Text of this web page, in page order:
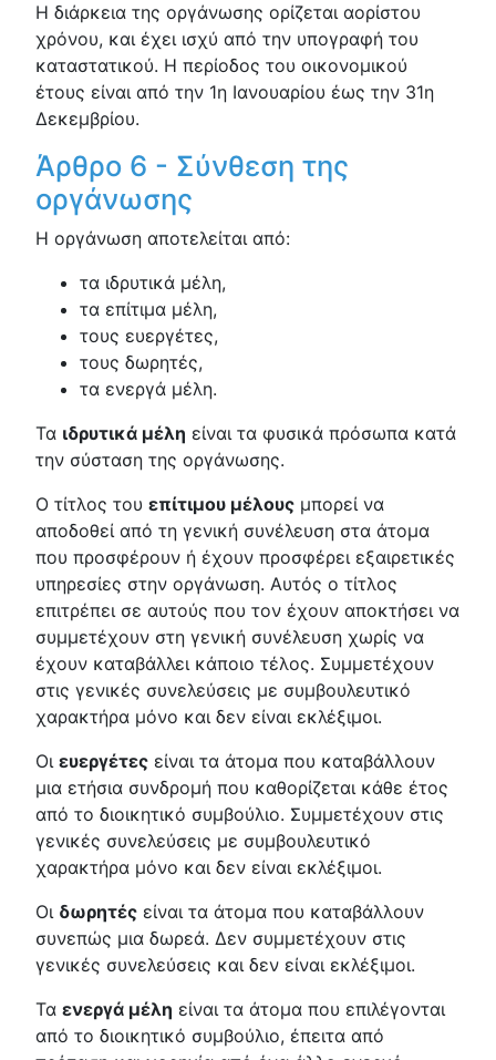
Η διάρκεια της οργάνωσης ορίζεται αορίστου
χρόνου, και έχει ισχύ από την υπογραφή του
καταστατικού. Η περίοδος του οικονομικού
έτους είναι από την 1η Ιανουαρίου έως την 31η
Δεκεμβρίου.
Άρθρο 6 - Σύνθεση της
οργάνωσης
Η οργάνωση αποτελείται από:
τα ιδρυτικά μέλη,
τα επίτιμα μέλη,
τους ευεργέτες,
τους δωρητές,
τα ενεργά μέλη.
Τα ιδρυτικά μέλη είναι τα φυσικά πρόσωπα κατά
την σύσταση της οργάνωσης.
Ο τίτλος του επίτιμου μέλους μπορεί να
αποδοθεί από τη γενική συνέλευση στα άτομα
που προσφέρουν ή έχουν προσφέρει εξαιρετικές
υπηρεσίες στην οργάνωση. Αυτός ο τίτλος
επιτρέπει σε αυτούς που τον έχουν αποκτήσει να
συμμετέχουν στη γενική συνέλευση χωρίς να
έχουν καταβάλλει κάποιο τέλος. Συμμετέχουν
στις γενικές συνελεύσεις με συμβουλευτικό
χαρακτήρα μόνο και δεν είναι εκλέξιμοι.
Οι ευεργέτες είναι τα άτομα που καταβάλλουν
μια ετήσια συνδρομή που καθορίζεται κάθε έτος
από το διοικητικό συμβούλιο. Συμμετέχουν στις
γενικές συνελεύσεις με συμβουλευτικό
χαρακτήρα μόνο και δεν είναι εκλέξιμοι.
Οι δωρητές είναι τα άτομα που καταβάλλουν
συνεπώς μια δωρεά. Δεν συμμετέχουν στις
γενικές συνελεύσεις και δεν είναι εκλέξιμοι.
Τα ενεργά μέλη είναι τα άτομα που επιλέγονται
από το διοικητικό συμβούλιο, έπειτα από